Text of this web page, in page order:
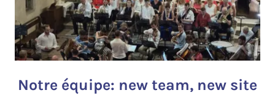
Notre équipe: new team, new site